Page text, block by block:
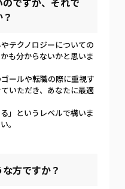
ですが、それで
テクノロジーについての
も分からないかと思いま
ールや転職の際に重視す
いただき、あなたに最適
」というレベルで構いま
。
方ですか？